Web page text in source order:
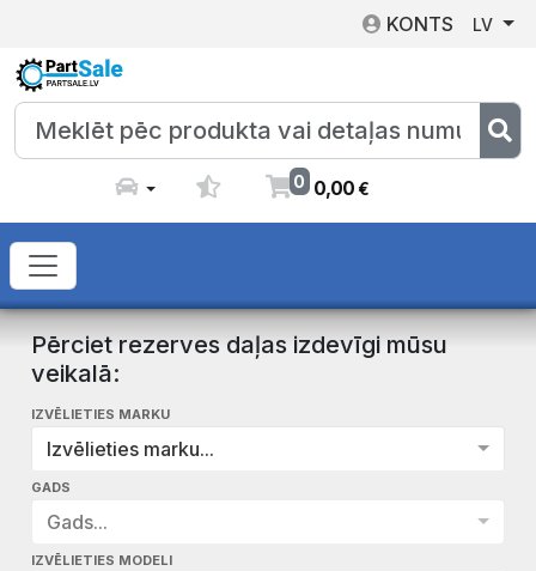
KONTS LV
0 0,00€
Pērciet rezerves daļas izdevīgi mūsu
veikalā:
IZVĒLIETIES MARKU
Izvēlieties marku...
GADS
Gads...
IZVĒLIETIES MODELI